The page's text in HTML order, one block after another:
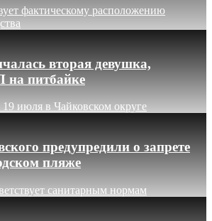
фактическому расположению
вторая девушка,
питбайке
июля в Чайковском округе
предупредили о запрете
пляже
санитарным нормам